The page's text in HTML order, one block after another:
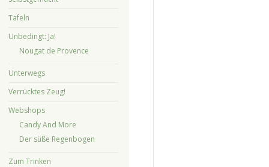
Tafeln
Unbedingt: Ja!
Nougat de Provence
Unterwegs
Verrücktes Zeug!
Webshops
Candy And More
Der süße Regenbogen
Zum Trinken